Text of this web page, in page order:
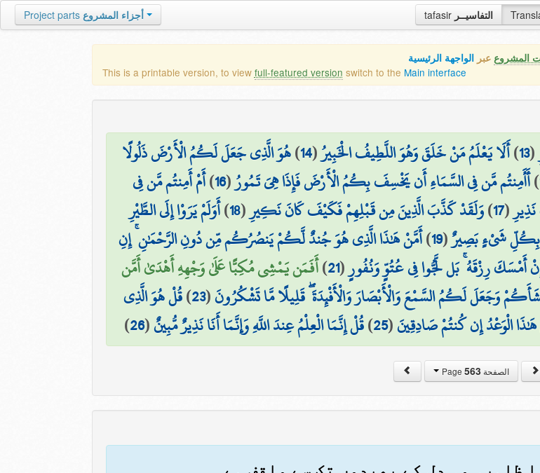
tafasir التفاسيــر Project parts أجزاء المشروع
المشروع عبر الواجهة الرئيسية
This is a printable version, to view full-featured version switch to the Main interface
(
13
)أَلَا يَعْلَمُ مَنْ خَلَقَ وَهُوَ اللَّطِيفُ الْخَبِيرُ(
14
)هُوَ الَّذِي جَعَلَ لَكُمُ الْأَرْضَ ذَلُولًا
)أَأَمِنتُم مَّن فِي السَّمَاءِ أَن يَخْسِفَ بِكُمُ الْأَرْضَ فَإِذَا هِيَ تَمُورُ(
16
)أَمْ أَمِنتُم مَّن فِي
(
17
)وَلَقَدْ كَذَّبَ الَّذِينَ مِن قَبْلِهِمْ فَكَيْفَ كَانَ نَكِيرِ(
18
)أَوَلَمْ يَرَوْا إِلَى الطَّيْرِ
بِكُلِّ شَيْءٍ بَصِيرٌ(
19
)أَمَّنْ هَٰذَا الَّذِي هُوَ جُندٌ لَّكُمْ يَنصُرُكُم مِّن دُونِ الرَّحْمَٰنِ ۚ إِنِ
أَمْسَكَ رِزْقَهُ ۚ بَل لَّجُّوا فِي عُتُوٍّ وَنُفُورٍ(
21
)أَفَمَن يَمْشِي مُكِبًّا عَلَىٰ وَجْهِهِ أَهْدَىٰ أَمَّن
وَجَعَلَ لَكُمُ السَّمْعَ وَالْأَبْصَارَ وَالْأَفْئِدَةَ ۖ قَلِيلًا مَّا تَشْكُرُونَ(
23
)قُلْ هُوَ الَّذِي
الْوَعْدُ إِن كُنتُمْ صَادِقِينَ(
25
)قُلْ إِنَّمَا الْعِلْمُ عِندَ اللَّهِ وَإِنَّمَا أَنَا نَذِيرٌ مُّبِينٌ(
26
)
الصفحة Page563